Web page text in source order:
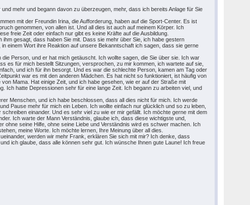
mehr und begann davon zu überzeugen, mehr, dass ich bereits Anlage für Sie
mit der Freundin Irina, die Aufforderung, haben auf die Sport-Center. Es ist
genommen, von allen ist. Und all dies ist auch auf meinem Körper. Ich
freie Zeit oder einfach nur gibt es keine Kräfte auf die Ausbildung.
gesagt, dass haben Sie mit. Dass sie mehr über Sie, ich habe gestern
einem Wort ihre Reaktion auf unsere Bekanntschaft ich sagen, dass sie gerne
Person, und er hat mich getäuscht. Ich wollte sagen, die Sie über sie. Ich war
es für mich bestellt Sitzungen, versprochen, zu mir kommen, ich wartete auf sie,
und ich für ihn besorgt. Und es war die schlechte Person, kamen am Tag oder
war es mit den anderen Mädchen. Es hat nicht so funktioniert, ist häufig von
Mama. Hat einige Zeit, und ich habe gesehen, wie er auf der Straße mit
Ich hatte Depressionen sehr für eine lange Zeit. Ich begann zu arbeiten viel, und
Menschen, und ich habe beschlossen, dass all dies nicht für mich. Ich werde
Pause mehr für mich ein Leben. Ich wollte einfach nur glücklich und so zu leben,
einander. Und es sehr viel zu wie er mir gefällt. Ich möchte gerne mit dem
Ich warte der Mann Verständnis, glaube ich, dass diese wichtigste und,
seine Hilfe, ohne seine Liebe und Verständnis wird es schwer machen. Ich
meine Worte. Ich möchte lernen, Ihre Meinung über all dies.
werden wir mehr Frank, erklären Sie sich mit mir? Ich denke, dass
ich glaube, dass alle können sehr gut. Ich wünsche Ihnen gute Laune! Ich freue